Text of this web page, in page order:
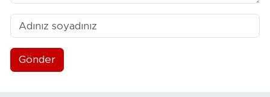
Gönder